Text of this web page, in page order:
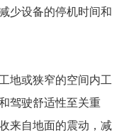
少设备的停机时间和
地或狭窄的空间内工
驾驶舒适性至关重
来自地面的震动，减